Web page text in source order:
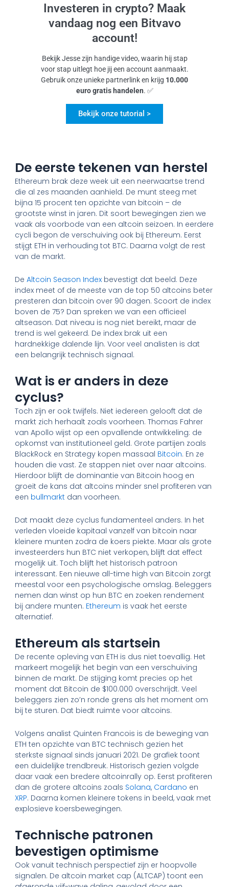
Investeren in crypto? Maak
vandaag nog een Bitvavo
account!
Bekijk Jesse zijn handige video, waarin hij stap
voor stap uitlegt hoe jij een account aanmaakt.
Gebruik onze unieke partnerlink en krijg 10.000
euro gratis handelen. ✅
Bekijk onze tutorial >
De eerste tekenen van herstel
Ethereum brak deze week uit een neerwaartse trend
die al zes maanden aanhield. De munt steeg met
bijna 15 procent ten opzichte van bitcoin – de
grootste winst in jaren. Dit soort bewegingen zien we
vaak als voorbode van een altcoin seizoen. In eerdere
cycli begon de verschuiving ook bij Ethereum. Eerst
stijgt ETH in verhouding tot BTC. Daarna volgt de rest
van de markt.
DeAltcoin Season Index bevestigt dat beeld. Deze
index meet of de meeste van de top 50 altcoins beter
presteren dan bitcoin over 90 dagen. Scoort de index
boven de 75? Dan spreken we van een officieel
altseason. Dat niveau is nog niet bereikt, maar de
trend is wel gekeerd. De index brak uit een
hardnekkige dalende lijn. Voor veel analisten is dat
een belangrijk technisch signaal.
Wat is er anders in deze
cyclus?
Toch zijn er ook twijfels. Niet iedereen gelooft dat de
markt zich herhaalt zoals voorheen. Thomas Fahrer
van Apollo wijst op een opvallende ontwikkeling: de
opkomst van institutioneel geld. Grote partijen zoals
BlackRock en Strategy kopen massaal Bitcoin. En ze
houden die vast. Ze stappen niet over naar altcoins.
Hierdoor blijft de dominantie van Bitcoin hoog en
groeit de kans dat altcoins minder snel profiteren van
een bullmarkt dan voorheen.
Dat maakt deze cyclus fundamenteel anders. In het
verleden vloeide kapitaal vanzelf van bitcoin naar
kleinere munten zodra de koers piekte. Maar als grote
investeerders hun BTC niet verkopen, blijft dat effect
mogelijk uit. Toch blijft het historisch patroon
interessant. Een nieuwe all-time high van Bitcoin zorgt
meestal voor een psychologische omslag. Beleggers
nemen dan winst op hun BTC en zoeken rendement
bij andere munten. Ethereum is vaak het eerste
alternatief.
Ethereum als startsein
De recente opleving van ETH is dus niet toevallig. Het
markeert mogelijk het begin van een verschuiving
binnen de markt. De stijging komt precies op het
moment dat Bitcoin de $100.000 overschrijdt. Veel
beleggers zien zo’n ronde grens als het moment om
bij te sturen. Dat biedt ruimte voor altcoins.
Volgens analist Quinten Francois is de beweging van
ETH ten opzichte van BTC technisch gezien het
sterkste signaal sinds januari 2021. De grafiek toont
een duidelijke trendbreuk. Historisch gezien volgde
daar vaak een bredere altcoinrally op. Eerst profiteren
dan de grotere altcoins zoals Solana, Cardano en
XRP. Daarna komen kleinere tokens in beeld, vaak met
explosieve koersbewegingen.
Technische patronen
bevestigen optimisme
Ook vanuit technisch perspectief zijn er hoopvolle
signalen. De altcoin market cap (ALTCAP) toont een